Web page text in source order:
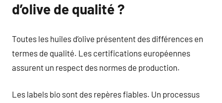
d’olive de qualité ?
Toutes les huiles d’olive présentent des différences en
termes de qualité. Les certifications européennes
assurent un respect des normes de production.
Les labels bio sont des repères fiables. Un processus